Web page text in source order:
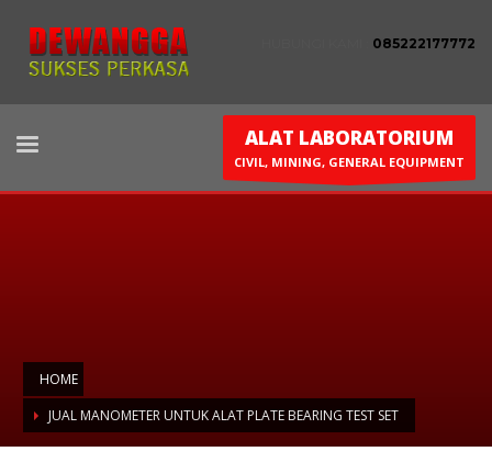
085222177772
ALAT LABORATORIUM
CIVIL, MINING, GENERAL EQUIPMENT
HOME
JUAL MANOMETER UNTUK ALAT PLATE BEARING TEST SET